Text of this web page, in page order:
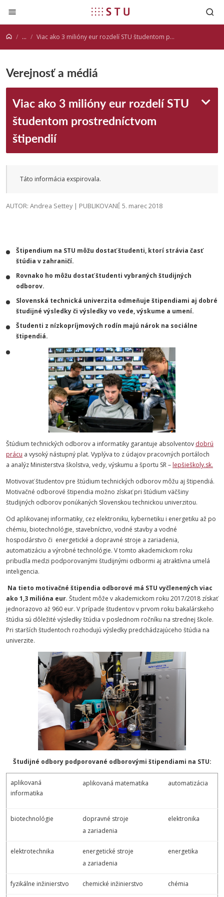
Prejsť na obsah
... Viac ako 3 milióny eur rozdelí STU študentom prostredníctvom štipendií
Verejnosť a médiá
Viac ako 3 milióny eur rozdelí STU
študentom prostredníctvom
štipendií
Táto informácia exspirovala.
AUTOR: Andrea Settey | PUBLIKOVANÉ 5. marec 2018
Štipendium na STU môžu dostať študenti, ktorí strávia časť
štúdia v zahraničí.
Rovnako ho môžu dostať študenti vybraných študijných
odborov.
Slovenská technická univerzita odmeňuje štipendiami aj dobré
študijné výsledky či výsledky vo vede, výskume a umení.
Študenti z nízkopríjmových rodín majú nárok na sociálne
štipendiá.
Štúdium technických odborov a informatiky garantuje absolventov dobrú
prácu a vysoký nástupný plat. Vyplýva to z údajov pracovných portáloch
a analýz Ministerstva školstva, vedy, výskumu a športu SR – lepšieškoly.sk.
Motivovať študentov pre štúdium technických odborov môžu aj štipendiá.
Motivačné odborové štipendia možno získať pri štúdium väčšiny
študijných odborov ponúkaných Slovenskou technickou univerzitou.
Od aplikovanej informatiky, cez elektroniku, kybernetiku i energetiku až po
chémiu, biotechnológie, stavebníctvo, vodné stavby a vodné
hospodárstvo či energetické a dopravné stroje a zariadenia,
automatizáciu a výrobné technológie. V tomto akademickom roku
pribudla medzi podporovanými študijnými odbormi aj atraktívna umelá
inteligencia.
Na tieto motivačné štipendia odborové má STU vyčlenených viac
ako 1,3 milióna eur. Študent môže v akademickom roku 2017/2018 získať
jednorazovo až 960 eur. V prípade študentov v prvom roku bakalárskeho
štúdia sú dôležité výsledky štúdia v poslednom ročníku na strednej škole.
Pri starších študentoch rozhodujú výsledky predchádzajúceho štúdia na
univerzite.
Študijné odbory podporované odborovými štipendiami na STU:
aplikovaná
informatika
aplikovaná matematika automatizácia
biotechnológie
dopravné stroje
a zariadenia
elektronika
elektrotechnika
energetické stroje
a zariadenia
energetika
fyzikálne inžinierstvo chemické inžinierstvo chémia